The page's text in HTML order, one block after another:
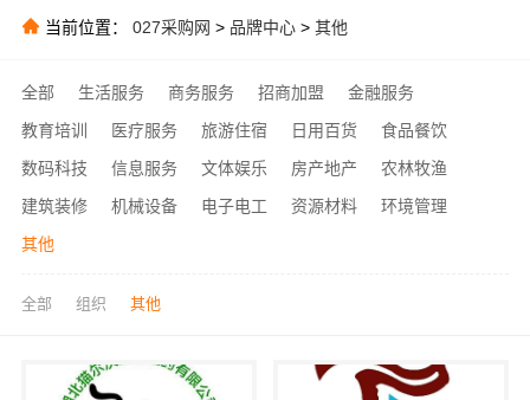
当前位置： 027采购网 > 品牌中心 > 其他
全部 生活服务 商务服务 招商加盟
金融服务
教育培训
医疗服务 旅游住宿 日用百货
食品餐饮
数码科技
信息服务 文体娱乐 房产地产
农林牧渔
建筑装修
机械设备 电子电工 资源材料
环境管理
其他
全部 组织 其他